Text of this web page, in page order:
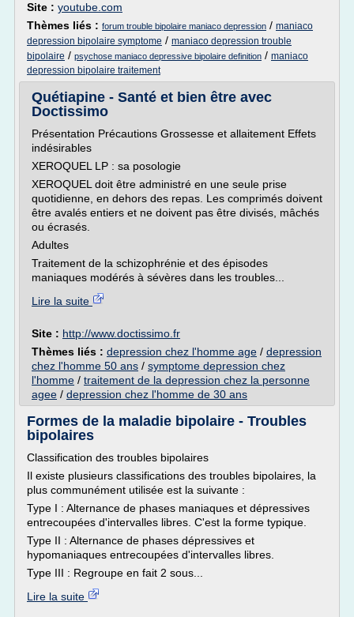
Site : youtube.com
Thèmes liés : forum trouble bipolaire maniaco depression / maniaco
depression bipolaire symptome / maniaco depression trouble
bipolaire / psychose maniaco depressive bipolaire definition / maniaco
depression bipolaire traitement
Quétiapine - Santé et bien être avec
Doctissimo
Présentation Précautions Grossesse et allaitement Effets
indésirables
XEROQUEL LP : sa posologie
XEROQUEL doit être administré en une seule prise
quotidienne, en dehors des repas. Les comprimés doivent
être avalés entiers et ne doivent pas être divisés, mâchés
ou écrasés.
Adultes
Traitement de la schizophrénie et des épisodes
maniaques modérés à sévères dans les troubles...
Lire la suite
Site : http://www.doctissimo.fr
Thèmes liés : depression chez l'homme age / depression
chez l'homme 50 ans / symptome depression chez
l'homme / traitement de la depression chez la personne
agee / depression chez l'homme de 30 ans
Formes de la maladie bipolaire - Troubles
bipolaires
Classification des troubles bipolaires
Il existe plusieurs classifications des troubles bipolaires, la
plus communément utilisée est la suivante :
Type I : Alternance de phases maniaques et dépressives
entrecoupées d'intervalles libres. C'est la forme typique.
Type II : Alternance de phases dépressives et
hypomaniaques entrecoupées d'intervalles libres.
Type III : Regroupe en fait 2 sous...
Lire la suite